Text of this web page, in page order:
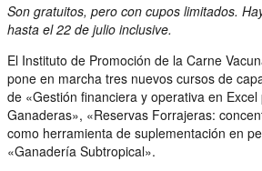
Son gratuitos, pero con cupos limitados.
hasta el 22 de julio inclusive.
El Instituto de Promoción de la Carne
pone en marcha tres nuevos cursos de
de «Gestión financiera y operativa en
Ganaderas», «Reservas Forrajeras:
como herramienta de suplementación en
«Ganadería Subtropical».